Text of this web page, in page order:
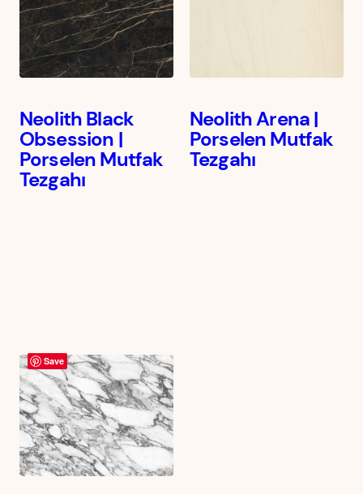
Neolith Black
Obsession |
Porselen Mutfak
Tezgahı
Neolith Arena |
Porselen Mutfak
Tezgahı
Save